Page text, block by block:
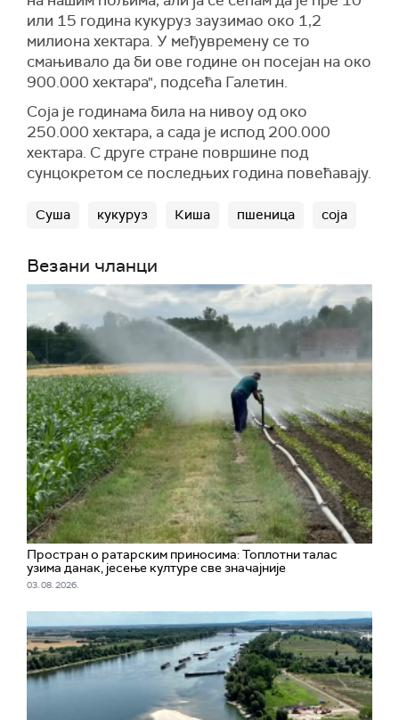
или 15 година кукуруз заузимао око 1,2
милиона хектара. У међувремену се то
смањивало да би ове године он посејан на око
900.000 хектара", подсећа Галетин.
Соја је годинама била на нивоу од око
250.000 хектара, а сада је испод 200.000
хектара. С друге стране површине под
сунцокретом се последњих година повећавају.
Суша кукуруз Киша пшеница соја
Везани чланци
Простран о ратарским приносима: Топлотни талас
узима данак, јесење културе све значајније
03. 08. 2026.